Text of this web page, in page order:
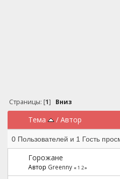
Страницы: [1] Вниз
Тема / Автор
0 Пользователей и 1 Гость
Горожане
Автор Greenny « 1 2»